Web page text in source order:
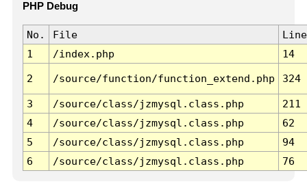
PHP Debug
No. File
Line
1
/index.php 14
2 /source/function/function_extend.php 324
3 /source/class/jzmysql.class.php
211
4
/source/class/jzmysql.class.php
62
5
/source/class/jzmysql.class.php
94
6
/source/class/jzmysql.class.php 76